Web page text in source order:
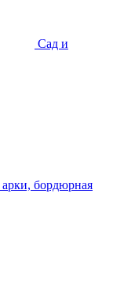
Сад и
бордюрная